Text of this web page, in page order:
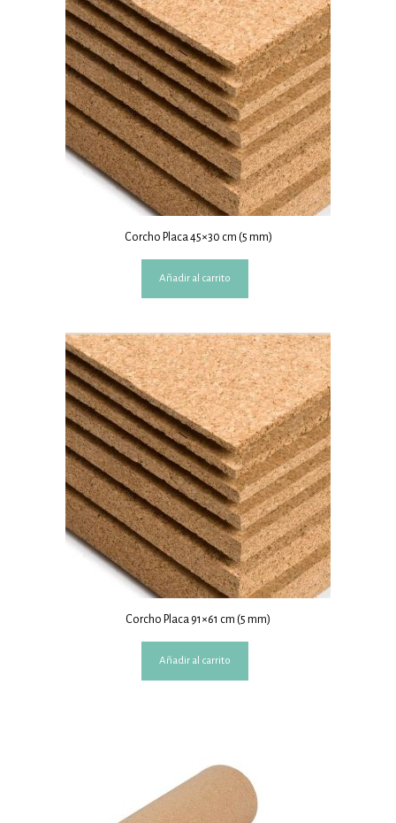
Corcho Placa 45×30 cm (5 mm)
Añadir al carrito
Corcho Placa 91×61 cm (5 mm)
Añadir al carrito